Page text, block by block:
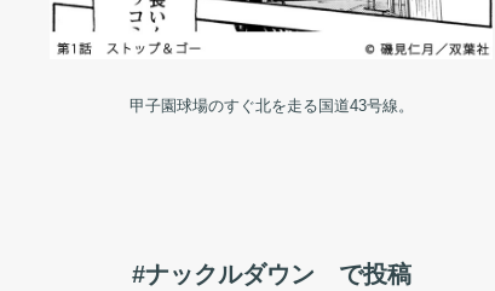
甲子園球場のすぐ北を走る国道43号線。
#ナックルダウン で投稿